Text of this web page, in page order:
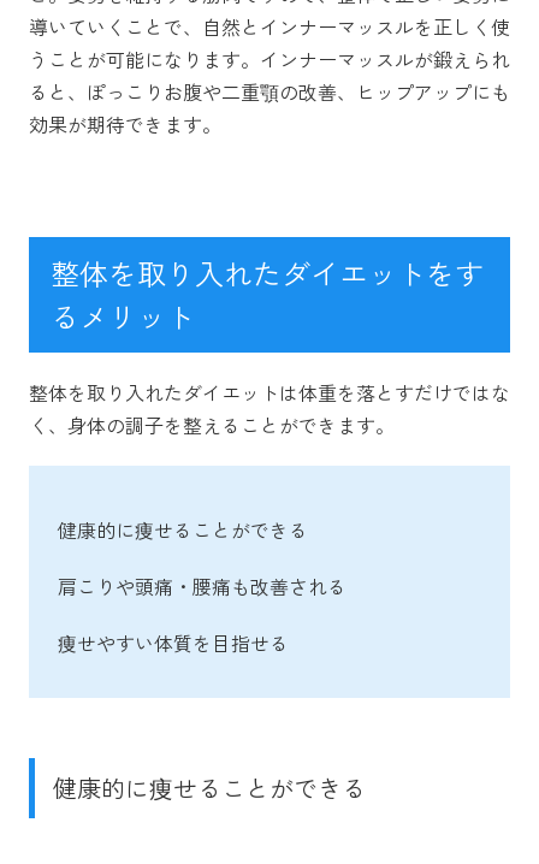
導いていくことで、自然とインナーマッスルを正しく使
うことが可能になります。インナーマッスルが鍛えられ
ると、ぽっこりお腹や二重顎の改善、ヒップアップにも
効果が期待できます。
整体を取り入れたダイエットをす
るメリット
整体を取り入れたダイエットは体重を落とすだけではな
く、身体の調子を整えることができます。
健康的に痩せることができる
肩こりや頭痛・腰痛も改善される
痩せやすい体質を目指せる
健康的に痩せることができる